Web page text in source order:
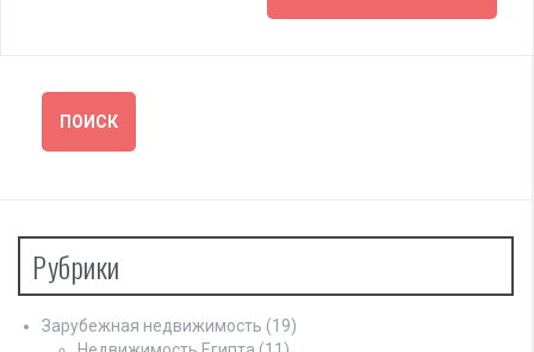
Рубрики
Зарубежная недвижимость (19)